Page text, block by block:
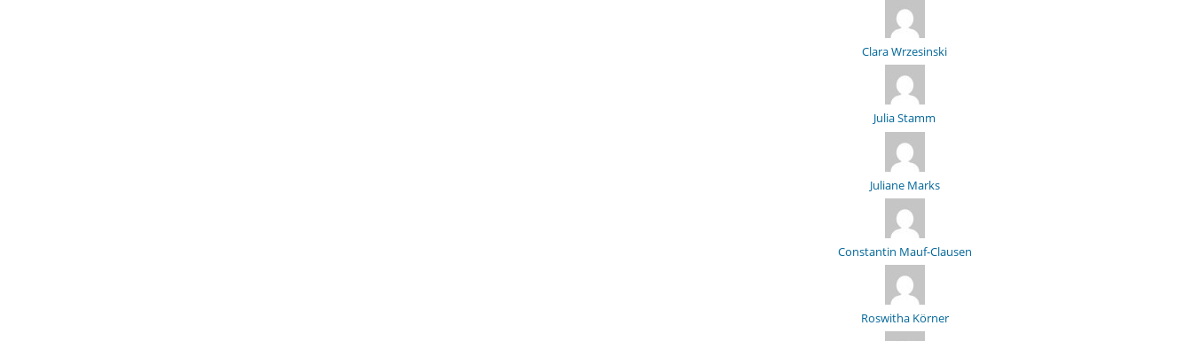
Clara Wrzesinski
Julia Stamm
Juliane Marks
Constantin Mauf-Clausen
Roswitha Körner